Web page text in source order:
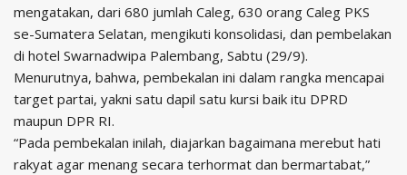
mengatakan, dari 680 jumlah Caleg, 630 orang Caleg PKS
se-Sumatera Selatan, mengikuti konsolidasi, dan pembelakan
di hotel Swarnadwipa Palembang, Sabtu (29/9).
Menurutnya, bahwa, pembekalan ini dalam rangka mencapai
target partai, yakni satu dapil satu kursi baik itu DPRD
maupun DPR RI.
“Pada pembekalan inilah, diajarkan bagaimana merebut hati
rakyat agar menang secara terhormat dan bermartabat,”